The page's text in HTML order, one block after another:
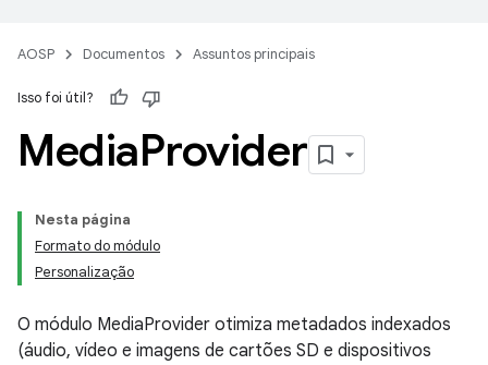
AOSP Documentos Assuntos principais
Isso foi útil?
MediaProvider
Nesta página
Formato do módulo
Personalização
O módulo MediaProvider otimiza metadados indexados
(áudio, vídeo e imagens de cartões SD e dispositivos